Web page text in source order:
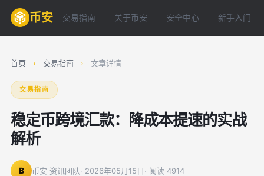
币安 交易指南 关于币安 安全中心 新手入门
首页 › 交易指南 › 文章详情
交易指南
稳定币跨境汇款：降成本提速的实战
解析
B 币安 资讯团队· 2026年05月15日· 阅读 4914